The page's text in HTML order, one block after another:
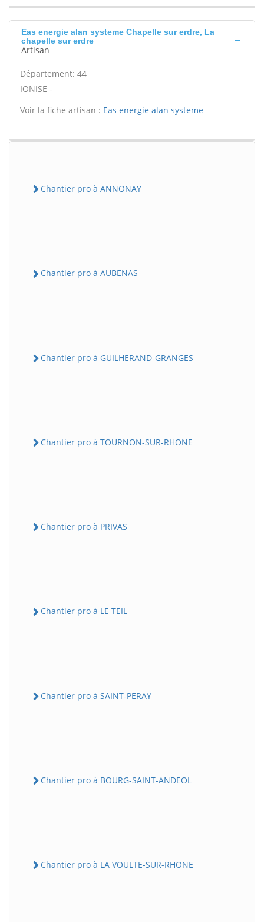
Eas energie alan systeme Chapelle sur erdre, La
chapelle sur erdre
Artisan
Département: 44
IONISE -
Voir la fiche artisan : Eas energie alan systeme
Chantier pro à ANNONAY
Chantier pro à AUBENAS
Chantier pro à GUILHERAND-GRANGES
Chantier pro à TOURNON-SUR-RHONE
Chantier pro à PRIVAS
Chantier pro à LE TEIL
Chantier pro à SAINT-PERAY
Chantier pro à BOURG-SAINT-ANDEOL
Chantier pro à LA VOULTE-SUR-RHONE